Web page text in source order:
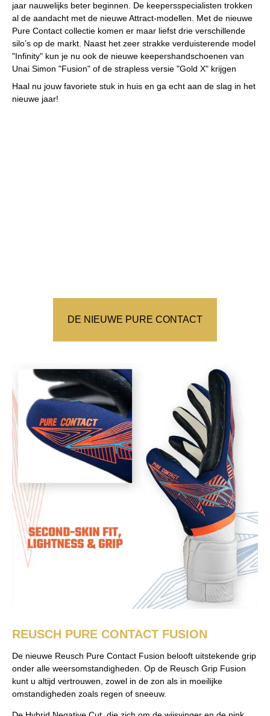
jaar nauwelijks beter beginnen. De keepersspecialisten trokken
al de aandacht met de nieuwe Attract-modellen. Met de nieuwe
Pure Contact collectie komen er maar liefst drie verschillende
silo’s op de markt. Naast het zeer strakke verduisterende model
"Infinity" kun je nu ook de nieuwe keepershandschoenen van
Unai Simon "Fusion" of de strapless versie "Gold X" krijgen
Haal nu jouw favoriete stuk in huis en ga echt aan de slag in het
nieuwe jaar!
DE NIEUWE PURE CONTACT
REUSCH PURE CONTACT FUSION
De nieuwe Reusch Pure Contact Fusion belooft uitstekende grip
onder alle weersomstandigheden. Op de Reusch Grip Fusion
kunt u altijd vertrouwen, zowel in de zon als in moeilijke
omstandigheden zoals regen of sneeuw.